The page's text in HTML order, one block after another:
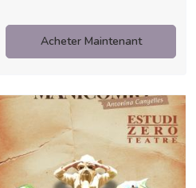
Acheter Maintenant